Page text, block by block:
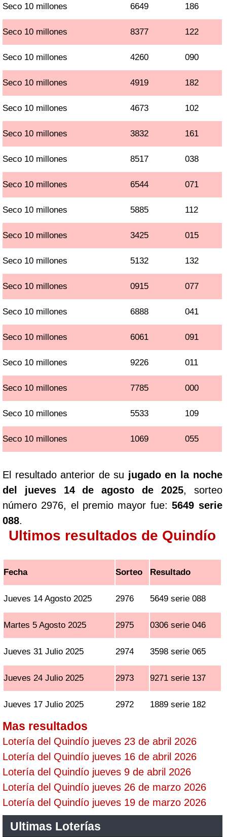
Seco 10 millones 6649 186
Seco 10 millones 8377 122
Seco 10 millones 4260 090
Seco 10 millones 4919 182
Seco 10 millones 4673 102
Seco 10 millones 3832 161
Seco 10 millones 8517 038
Seco 10 millones 6544 071
Seco 10 millones 5885 112
Seco 10 millones 3425 015
Seco 10 millones 5132 132
Seco 10 millones 0915 077
Seco 10 millones 6888 041
Seco 10 millones 6061 091
Seco 10 millones 9226 011
Seco 10 millones 7785 000
Seco 10 millones 5533 109
Seco 10 millones 1069 055
El resultado anterior de su jugado en la noche
del jueves 14 de agosto de 2025, sorteo
número 2976, el premio mayor fue:5649 serie
088.
Ultimos resultados de Quindío
Fecha Sorteo Resultado
Jueves 14 Agosto 2025 2976 5649 serie 088
Martes 5 Agosto 2025 2975 0306 serie 046
Jueves 31 Julio 2025 2974 3598 serie 065
Jueves 24 Julio 2025 2973 9271 serie 137
Jueves 17 Julio 2025 2972 1889 serie 182
Mas resultados
Lotería del Quindío jueves 23 de abril 2026
Lotería del Quindío jueves 16 de abril 2026
Lotería del Quindío jueves 9 de abril 2026
Lotería del Quindío jueves 26 de marzo 2026
Lotería del Quindío jueves 19 de marzo 2026
Ultimas Loterías